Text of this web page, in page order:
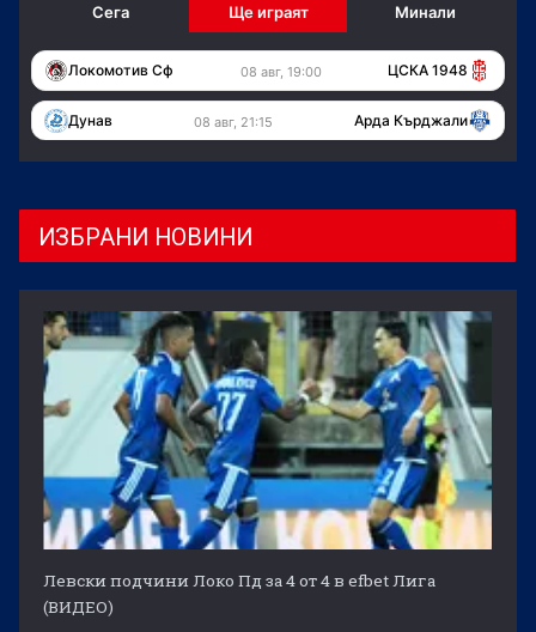
Сега Ще играят Минали
Локомотив Сф 08 авг, 19:00 ЦСКА 1948
Дунав 08 авг, 21:15 Арда Кърджали
ИЗБРАНИ НОВИНИ
Левски подчини Локо Пд за 4 от 4 в efbet Лига
(ВИДЕО)